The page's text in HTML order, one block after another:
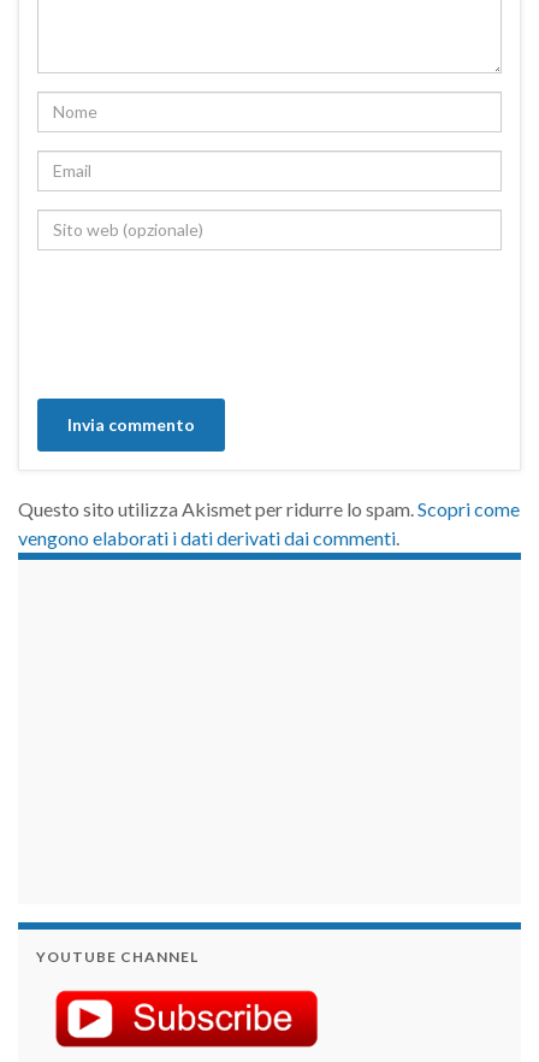
Questo sito utilizza Akismet per ridurre lo spam.Scopri come
vengono elaborati i dati derivati dai commenti.
YOUTUBE CHANNEL